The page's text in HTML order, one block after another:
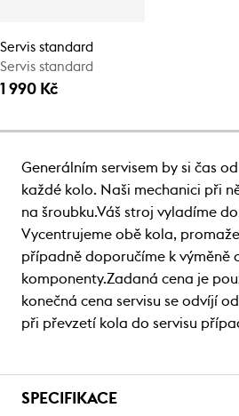
Servis standard
Servis standard
1 990 Kč
Generálním servisem by si čas
každé kolo. Naši mechanici při
na šroubku.Váš stroj vyladíme
Vycentrujeme obě kola,
případně doporučíme k výměně
komponenty.Zadaná cena je
konečná cena servisu se odvíjí
při převzetí kola do servisu
SPECIFIKACE